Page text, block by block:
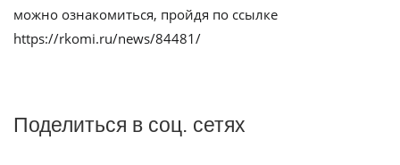
можно ознакомиться, пройдя по ссылке
https://rkomi.ru/news/84481/
Поделиться в соц. сетях